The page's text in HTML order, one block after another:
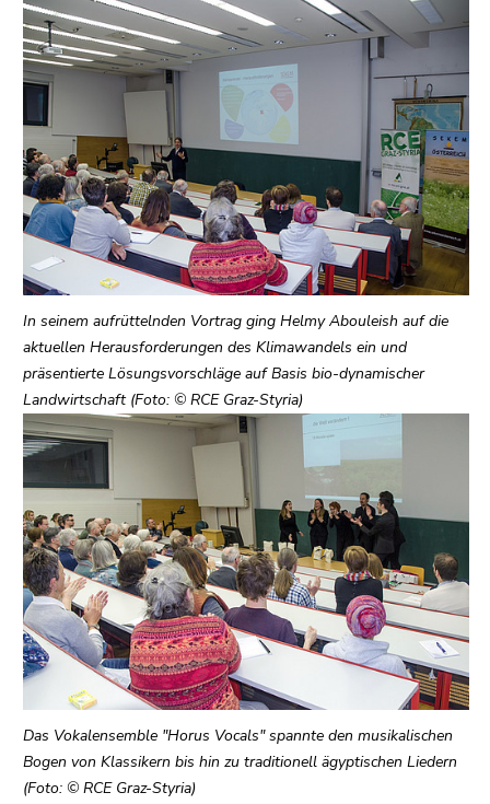
(Accesskey
3)
Go
to
additional
information
(Accesskey
5)
Go
to
page
settings
(user/language)
(Accesskey
8)
Go
to
search
(Accesskey
9)
In seinem aufrüttelnden Vortrag ging Helmy Abouleish auf die
aktuellen Herausforderungen des Klimawandels ein und
präsentierte Lösungsvorschläge auf Basis bio-dynamischer
Landwirtschaft (Foto: © RCE Graz-Styria)
Das Vokalensemble "Horus Vocals" spannte den musikalischen
Bogen von Klassikern bis hin zu traditionell ägyptischen Liedern
(Foto: © RCE Graz-Styria)